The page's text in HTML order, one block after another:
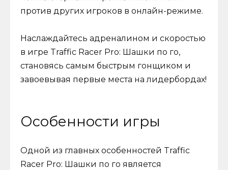
против других игроков в онлайн-режиме.
Наслаждайтесь адреналином и скоростью
в игре Traffic Racer Pro: Шашки по го,
становясь самым быстрым гонщиком и
завоевывая первые места на лидербордах!
Особенности игры
Одной из главных особенностей Traffic
Racer Pro: Шашки по го является